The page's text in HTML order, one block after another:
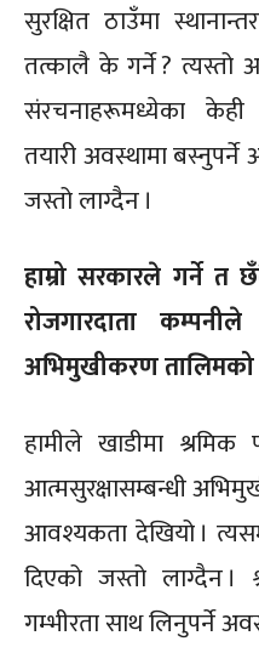
सुरक्षित ठाउँमा
तत्कालै के गर्ने ? त्यस्तो
संरचनाहरूमध्येका केही
तयारी अवस्थामा
जस्तो लाग्दैन ।
हाम्रो सरकारले गर्ने
रोजगारदाता
अभिमुखीकरण
हामीले खाडीमा श्रमिक
आत्मसुरक्षासम्बन्धी
आवश्यकता देखियो ।
दिएको जस्तो लाग्दैन
गम्भीरता साथ लिनुपर्ने